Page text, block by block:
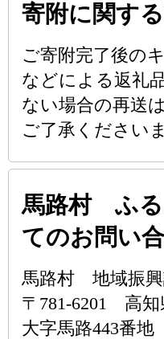
寄附に関す
ご寄附完了後の
などによる返礼
ない場合の再送
ご了承ください
馬路村 ふる
てのお問い
馬路村 地域振
〒781-6201 高知
大字馬路443番地